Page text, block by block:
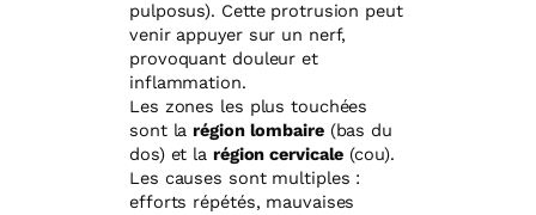
pulposus). Cette protrusion peut
venir appuyer sur un nerf,
provoquant douleur et
inflammation.
Les zones les plus touchées
sont larégion lombaire(bas du
dos) et la région cervicale (cou).
Les causes sont multiples :
efforts répétés, mauvaises